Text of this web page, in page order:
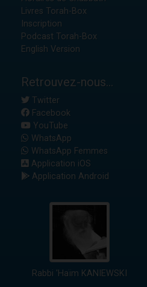
Livres Torah-Box
Inscription
Podcast Torah-Box
English Version
Retrouvez-nous...
Twitter
Facebook
YouTube
WhatsApp
WhatsApp Femmes
Application iOS
Application Android
Rabbi 'Haïm KANIEWSKI